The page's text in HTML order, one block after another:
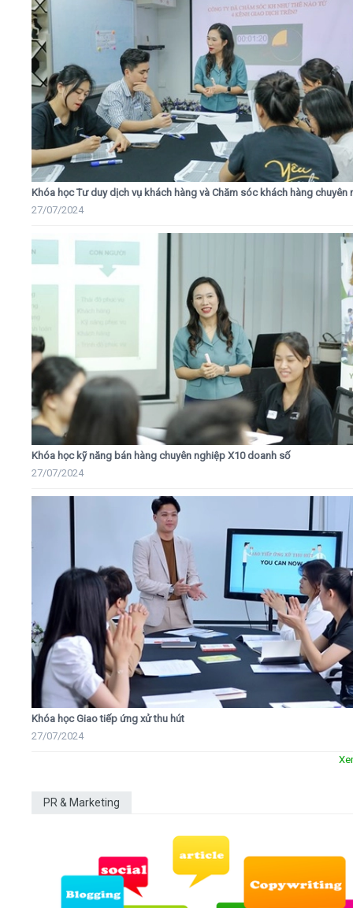
Khóa học Tư duy dịch vụ khách hàng và Chăm sóc khách hàng chuyên
27/07/2024
Khóa học kỹ năng bán hàng chuyên nghiệp X10 doanh số
27/07/2024
Khóa học Giao tiếp ứng xử thu hút
27/07/2024
PR & Marketing